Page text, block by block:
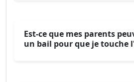
Est-ce que mes parents
un bail pour que je touche